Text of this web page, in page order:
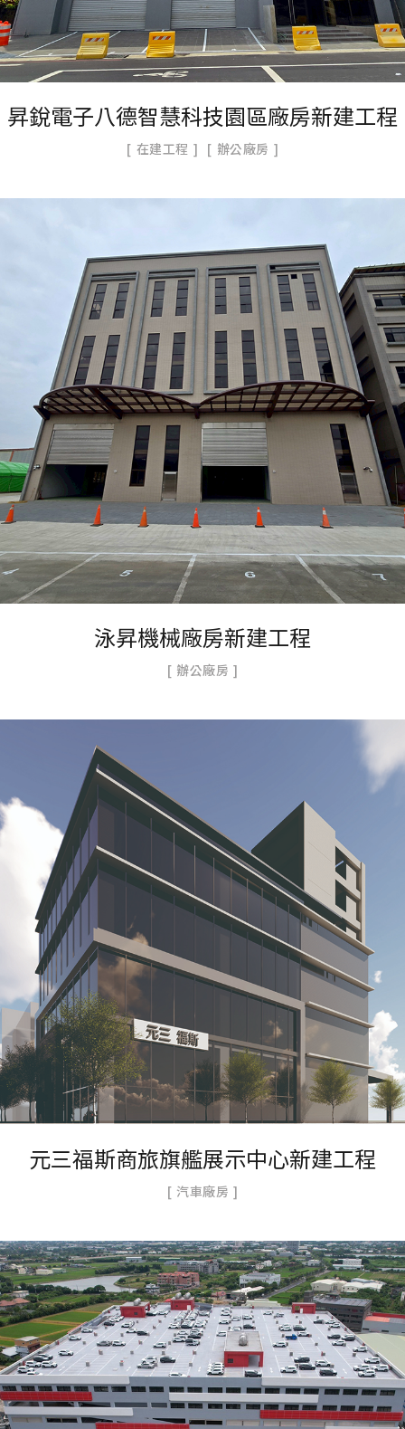
昇銳電子八德智慧科技園區廠房新建工程
在建工程 辦公廠房
泳昇機械廠房新建工程
辦公廠房
元三福斯商旅旗艦展示中心新建工程
汽車廠房